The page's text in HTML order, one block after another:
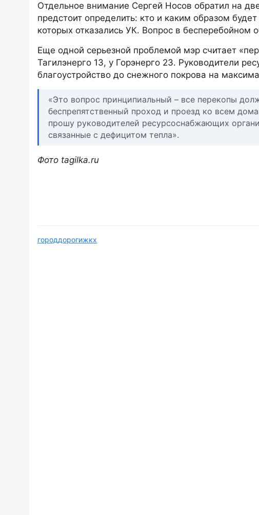
Отдельное внимание Сергей Носов обратил на
предстоит определить: кто и каким образом
которых отказались УК. Вопрос в бесперебойном
Еще одной серьезной проблемой мэр считает
Тагилэнерго 13, у Горэнерго 23. Руководители
благоустройство до снежного покрова на
«Это вопрос принципиальный – все перекопы
беспрепятственный проход и проезд ко всем
прошу руководителей ресурсоснабжающих
связанные с дефицитом тепла».
Фото tagilka.ru
городдорогижкх